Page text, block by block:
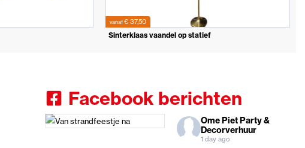
vanaf€ 37,50
Sinterklaas vaandel op statief
Facebook berichten
Ome Piet Party &
Decorverhuur
1 day ago